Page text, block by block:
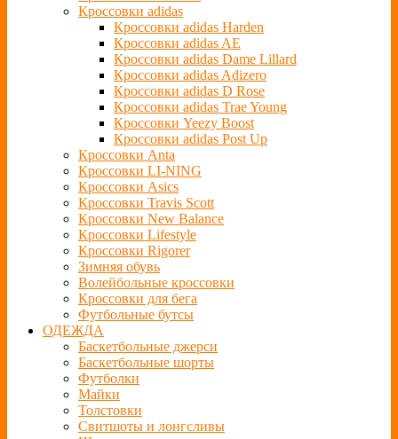
Кроссовки adidas
Кроссовки adidas Harden
Кроссовки adidas AE
Кроссовки adidas Dame Lillard
Кроссовки adidas Adizero
Кроссовки adidas D Rose
Кроссовки adidas Trae Young
Кроссовки Yeezy Boost
Кроссовки adidas Post Up
Кроссовки Anta
Кроссовки LI-NING
Кроссовки Asics
Кроссовки Travis Scott
Кроссовки New Balance
Кроссовки Lifestyle
Кроссовки Rigorer
Зимняя обувь
Волейбольные кроссовки
Кроссовки для бега
Футбольные бутсы
ОДЕЖДА
Баскетбольные джерси
Баскетбольные шорты
Футболки
Майки
Толстовки
Свитшоты и лонгсливы